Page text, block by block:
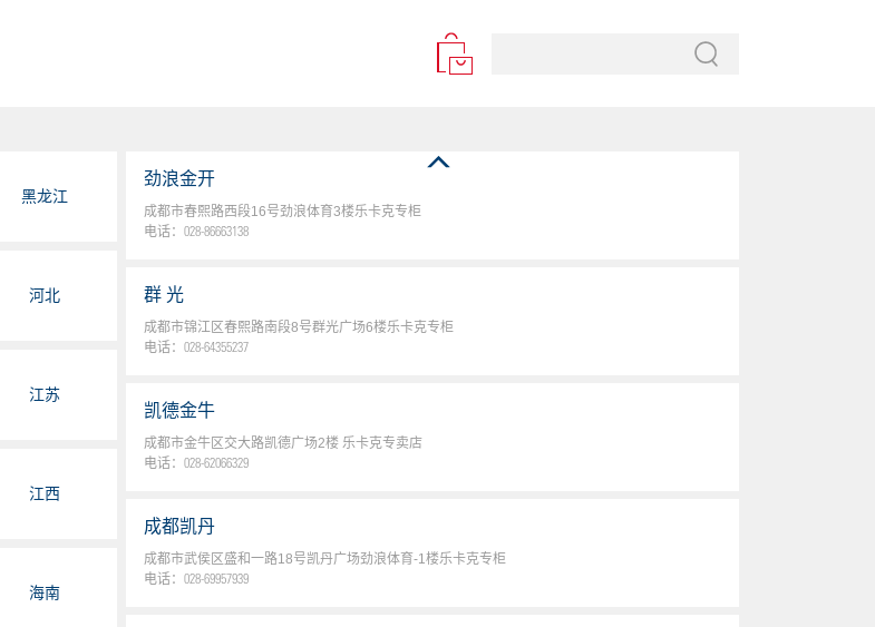
黑龙江
河北
江苏
江西
海南
劲浪金开
成都市春熙路西段16号劲浪体育3楼乐卡克专柜
电话： 028-86663138
群 光
成都市锦江区春熙路南段8号群光广场6楼乐卡克专柜
电话： 028-64355237
凯德金牛
成都市金牛区交大路凯德广场2楼 乐卡克专卖店
电话： 028-62066329
成都凯丹
成都市武侯区盛和一路18号凯丹广场劲浪体育-1楼乐卡克专柜
电话： 028-69957939